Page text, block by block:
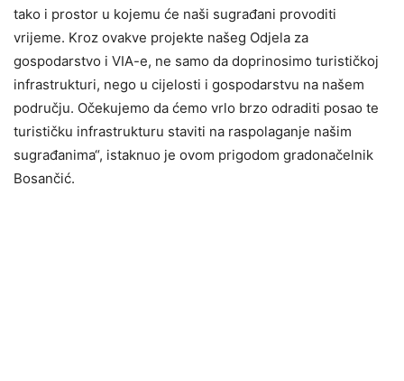
tako i prostor u kojemu će naši sugrađani provoditi
vrijeme. Kroz ovakve projekte našeg Odjela za
gospodarstvo i VIA-e, ne samo da doprinosimo turističkoj
infrastrukturi, nego u cijelosti i gospodarstvu na našem
području. Očekujemo da ćemo vrlo brzo odraditi posao te
turističku infrastrukturu staviti na raspolaganje našim
sugrađanima“, istaknuo je ovom prigodom gradonačelnik
Bosančić.